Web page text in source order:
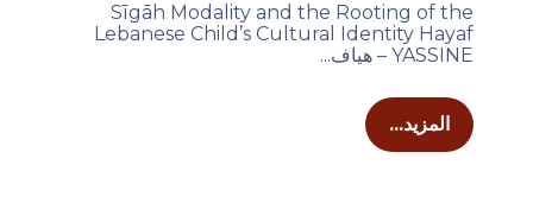
Sīgāh Modality and the Rooting of the
Lebanese Child’s Cultural Identity Hayaf
YASSINE – هياف...
المزيد...